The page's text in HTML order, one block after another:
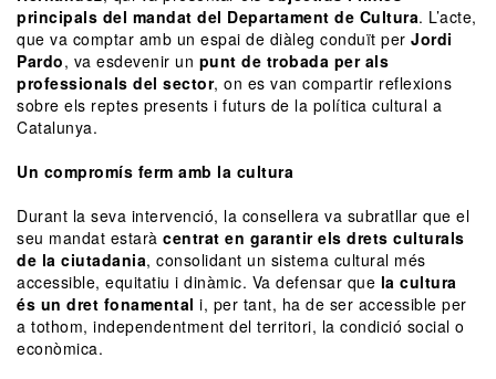
principals del mandat del Departament de Cultura. L’acte,
que va comptar amb un espai de diàleg conduït per Jordi
Pardo, va esdevenir un punt de trobada per als
professionals del sector, on es van compartir reflexions
sobre els reptes presents i futurs de la política cultural a
Catalunya.
Un compromís ferm amb la cultura
Durant la seva intervenció, la consellera va subratllar que el
seu mandat estarà centrat en garantir els drets culturals
de la ciutadania, consolidant un sistema cultural més
accessible, equitatiu i dinàmic. Va defensar que la cultura
és un dret fonamental i, per tant, ha de ser accessible per
a tothom, independentment del territori, la condició social o
econòmica.